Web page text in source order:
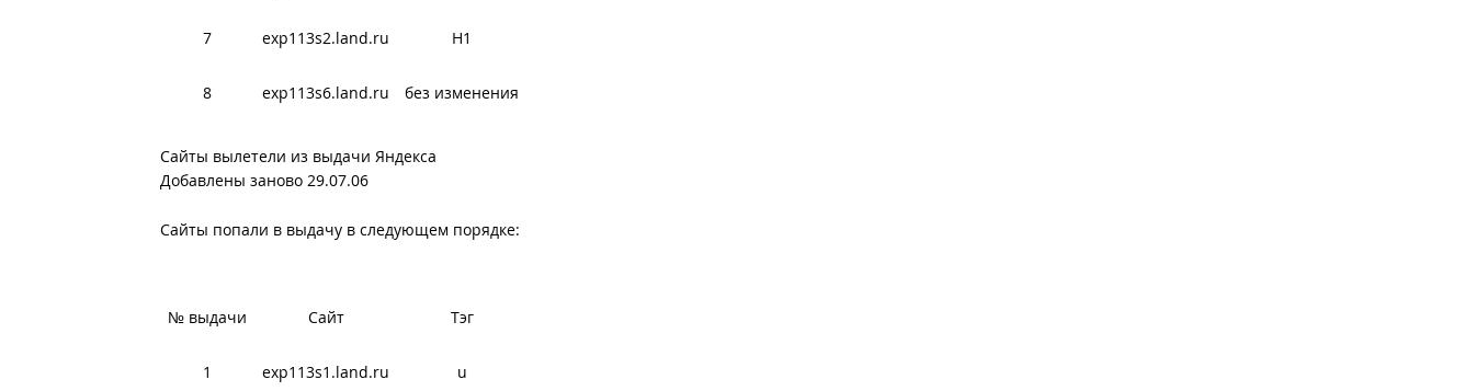
7 exp113s2.land.ru H1
8 exp113s6.land.ru без изменения
Сайты вылетели из выдачи Яндекса
Добавлены заново 29.07.06
Сайты попали в выдачу в следующем порядке:
№ выдачи Сайт Тэг
1 exp113s1.land.ru u